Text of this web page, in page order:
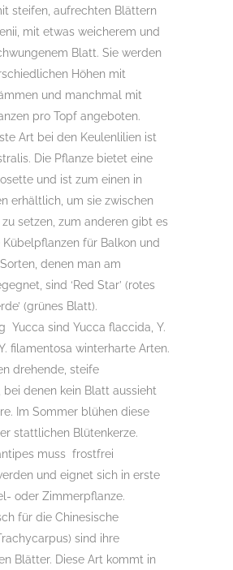
steifen, aufrechten Blättern
mit etwas weicherem und
Blatt. Sie werden
Höhen mit
und manchmal mit
pro Topf angeboten.
Art bei den Keulenlilien ist
Die Pflanze bietet eine
und ist zum einen in
erhältlich, um sie zwischen
setzen, zum anderen gibt es
für Balkon und
denen man am
sind ‘Red Star’ (rotes
(grünes Blatt).
Yucca sind Yucca flaccida, Y.
filamentosa winterharte Arten.
drehende, steife
bei denen kein Blatt aussieht
Im Sommer blühen diese
stattlichen Blütenkerze.
muss frostfrei
und eignet sich in erste
oder Zimmerpflanze.
für die Chinesische
sind ihre
Blätter. Diese Art kommt in